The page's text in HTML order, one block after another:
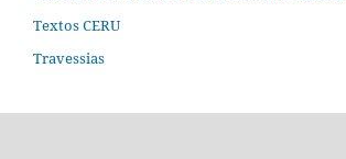
Textos CERU
Travessias